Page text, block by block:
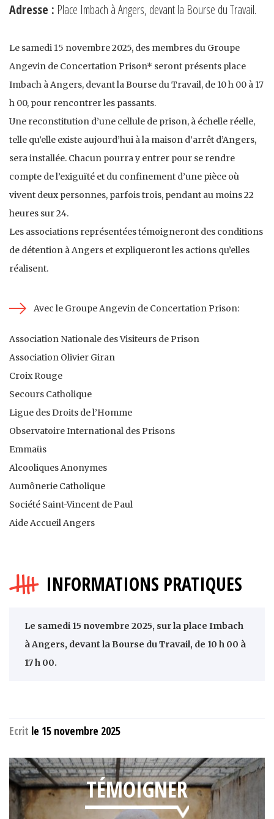
Adresse : Place Imbach à Angers, devant la Bourse du Travail.
Le samedi 15 novembre 2025, des membres du Groupe
Angevin de Concertation Prison* seront présents place
Imbach à Angers, devant la Bourse du Travail, de 10 h 00 à 17
h 00, pour rencontrer les passants.
Une reconstitution d’une cellule de prison, à échelle réelle,
telle qu’elle existe aujourd’hui à la maison d’arrêt d’Angers,
sera installée. Chacun pourra y entrer pour se rendre
compte de l’exiguïté et du confinement d’une pièce où
vivent deux personnes, parfois trois, pendant au moins 22
heures sur 24.
Les associations représentées témoigneront des conditions
de détention à Angers et expliqueront les actions qu’elles
réalisent.
Avec le Groupe Angevin de Concertation Prison:
Association Nationale des Visiteurs de Prison
Association Olivier Giran
Croix Rouge
Secours Catholique
Ligue des Droits de l’Homme
Observatoire International des Prisons
Emmaüs
Alcooliques Anonymes
Aumônerie Catholique
Société Saint-Vincent de Paul
Aide Accueil Angers
INFORMATIONS PRATIQUES
Le samedi 15 novembre 2025, sur la place Imbach
à Angers, devant la Bourse du Travail, de 10 h 00 à
17 h 00.
Ecrit le 15 novembre 2025
TÉMOIGNER